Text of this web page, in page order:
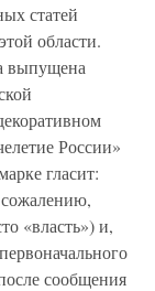
статей
области.
выпущена
России»
гласит:
«власть») и,
сообщения